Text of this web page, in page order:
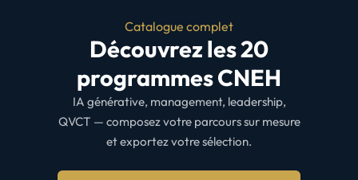
Catalogue complet
Découvrez les 20
programmes CNEH
IA générative, management, leadership,
QVCT — composez votre parcours sur mesure
et exportez votre sélection.